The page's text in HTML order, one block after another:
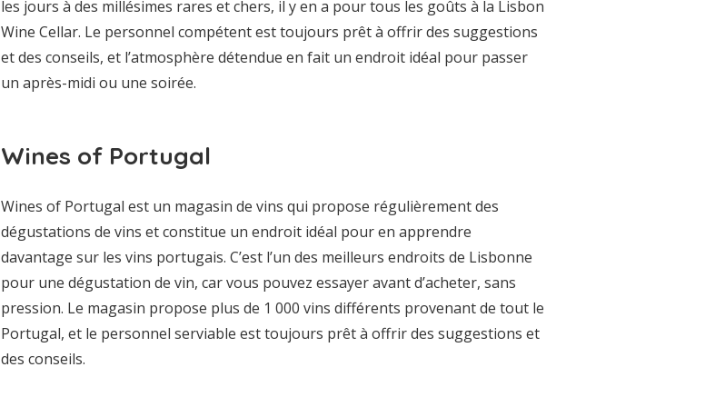
les jours à des millésimes rares et chers, il y en a pour tous les goûts à la Lisbon
Wine Cellar. Le personnel compétent est toujours prêt à offrir des suggestions
et des conseils, et l’atmosphère détendue en fait un endroit idéal pour passer
un après-midi ou une soirée.
Wines of Portugal
Wines of Portugal est un magasin de vins qui propose régulièrement des
dégustations de vins et constitue un endroit idéal pour en apprendre
davantage sur les vins portugais. C’est l’un des meilleurs endroits de Lisbonne
pour une dégustation de vin, car vous pouvez essayer avant d’acheter, sans
pression. Le magasin propose plus de 1 000 vins différents provenant de tout le
Portugal, et le personnel serviable est toujours prêt à offrir des suggestions et
des conseils.